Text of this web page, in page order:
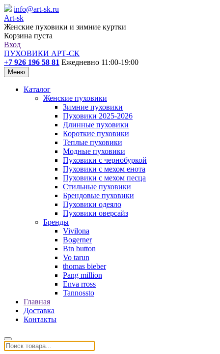
info@art-sk.ru
Art-sk
Женские пуховики и зимние куртки
Корзина пуста
Вход
ПУХОВИКИ АРТ-СК
+7 926 196 58 81 Ежедневно 11:00-19:00
Меню
Каталог
Женские пуховики
Зимние пуховики
Пуховики 2025-2026
Длинные пуховики
Короткие пуховики
Теплые пуховики
Модные пуховики
Пуховики с чернобуркой
Пуховики с мехом енота
Пуховики с мехом песца
Стильные пуховики
Брендовые пуховики
Пуховики одеяло
Пуховики оверсайз
Бренды
Vivilona
Bogerner
Btn button
Vo tarun
thomas bieber
Pang million
Enva rross
Tannossto
Главная
Доставка
Контакты